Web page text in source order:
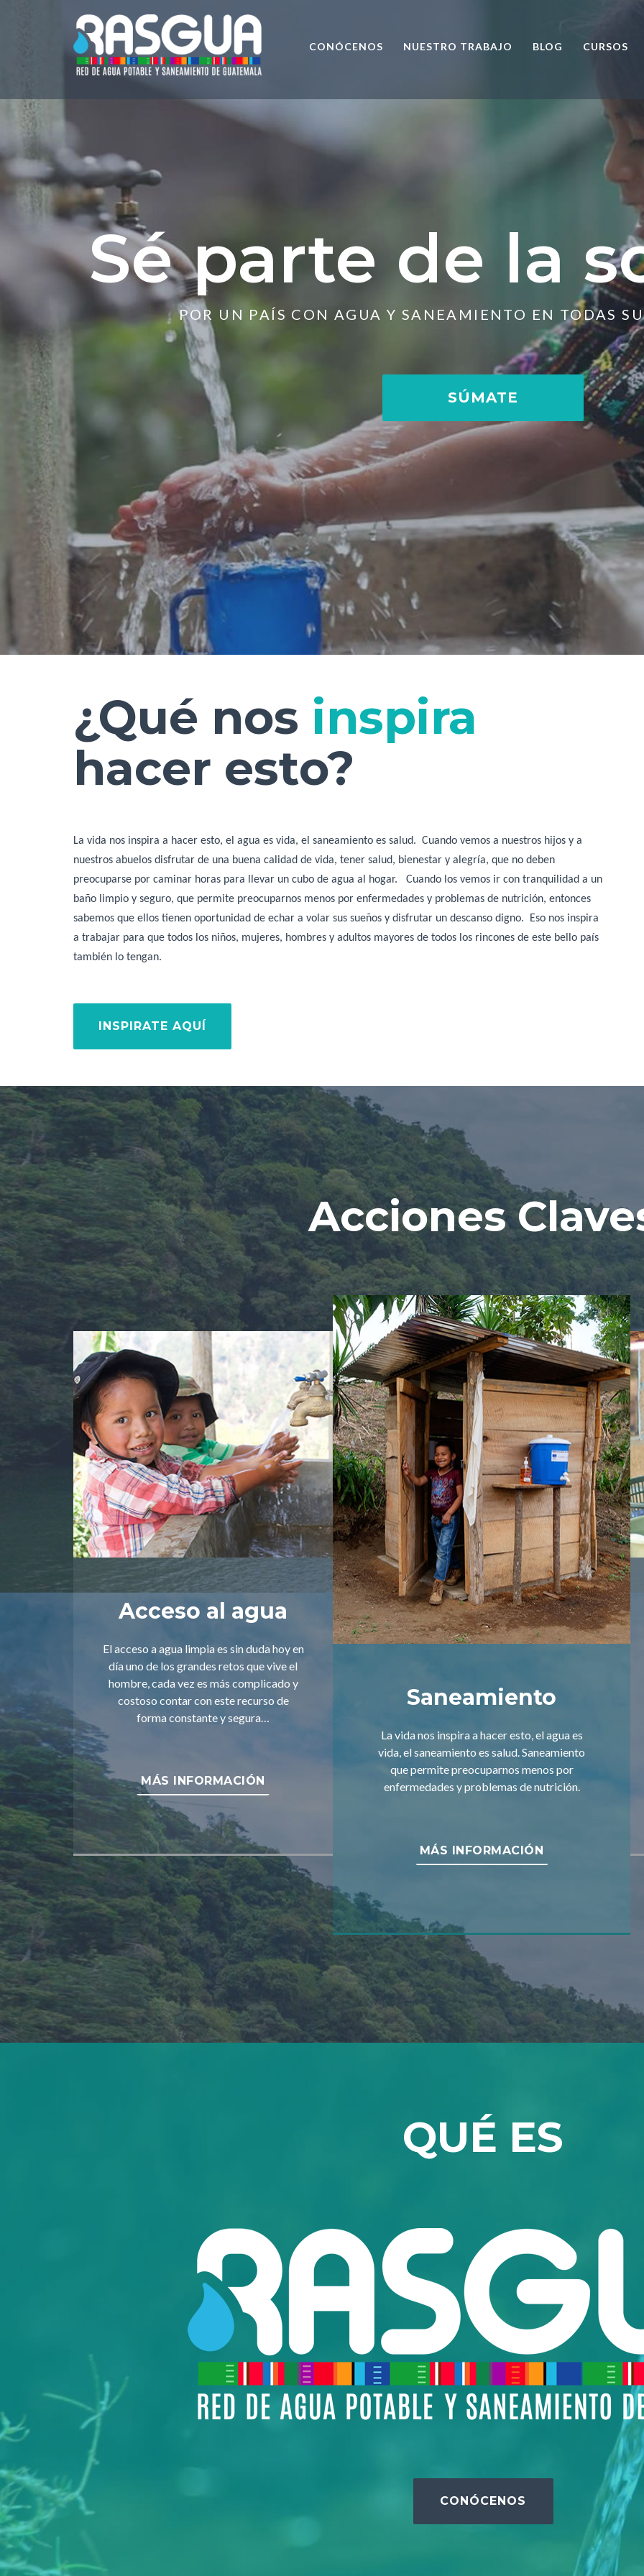
CONÓCENOS NUESTRO TRABAJO BLOG CURSOS
Sé parte de la
POR UN PAÍS CON AGUA Y SANEAMIENTO EN TODAS
SÚMATE
¿Qué nos inspira
hacer esto?
La vida nos inspira a hacer esto, el agua es vida, el saneamiento es salud. Cuando vemos a nuestros hijos y a
nuestros abuelos disfrutar de una buena calidad de vida, tener salud, bienestar y alegría, que no deben
preocuparse por caminar horas para llevar un cubo de agua al hogar.
Cuando los vemos ir con tranquilidad a un
baño limpio y seguro, que permite preocuparnos menos por enfermedades y problemas de nutrición, entonces
sabemos que ellos tienen oportunidad de echar a volar sus sueños y disfrutar un descanso digno.
Eso nos inspira
a trabajar para que todos los niños, mujeres, hombres y adultos mayores de todos los rincones de este bello país
también lo tengan.
INSPIRATE AQUÍ
Acciones
Acceso al agua
El acceso a agua limpia es sin duda hoy en
día uno de los grandes retos que vive el
hombre, cada vez es más complicado y
costoso contar con este recurso de
forma constante y segura…
MÁS INFORMACIÓN
Saneamiento
La vida nos inspira a hacer esto, el agua es
vida, el saneamiento es salud. Saneamiento
que permite preocuparnos menos por
enfermedades y problemas de nutrición.
MÁS INFORMACIÓN
QUÉ ES
CONÓCENOS